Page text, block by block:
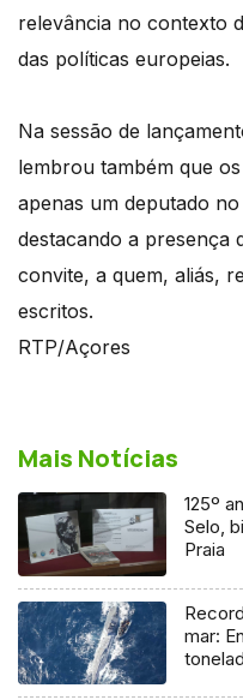
relevância no contexto
das políticas europeias.
Na sessão de
lembrou também que
apenas um deputado
destacando a presença
convite, a quem, aliás,
escritos.
RTP/Açores
Mais Notícias
125º
Selo,
Praia
mar: